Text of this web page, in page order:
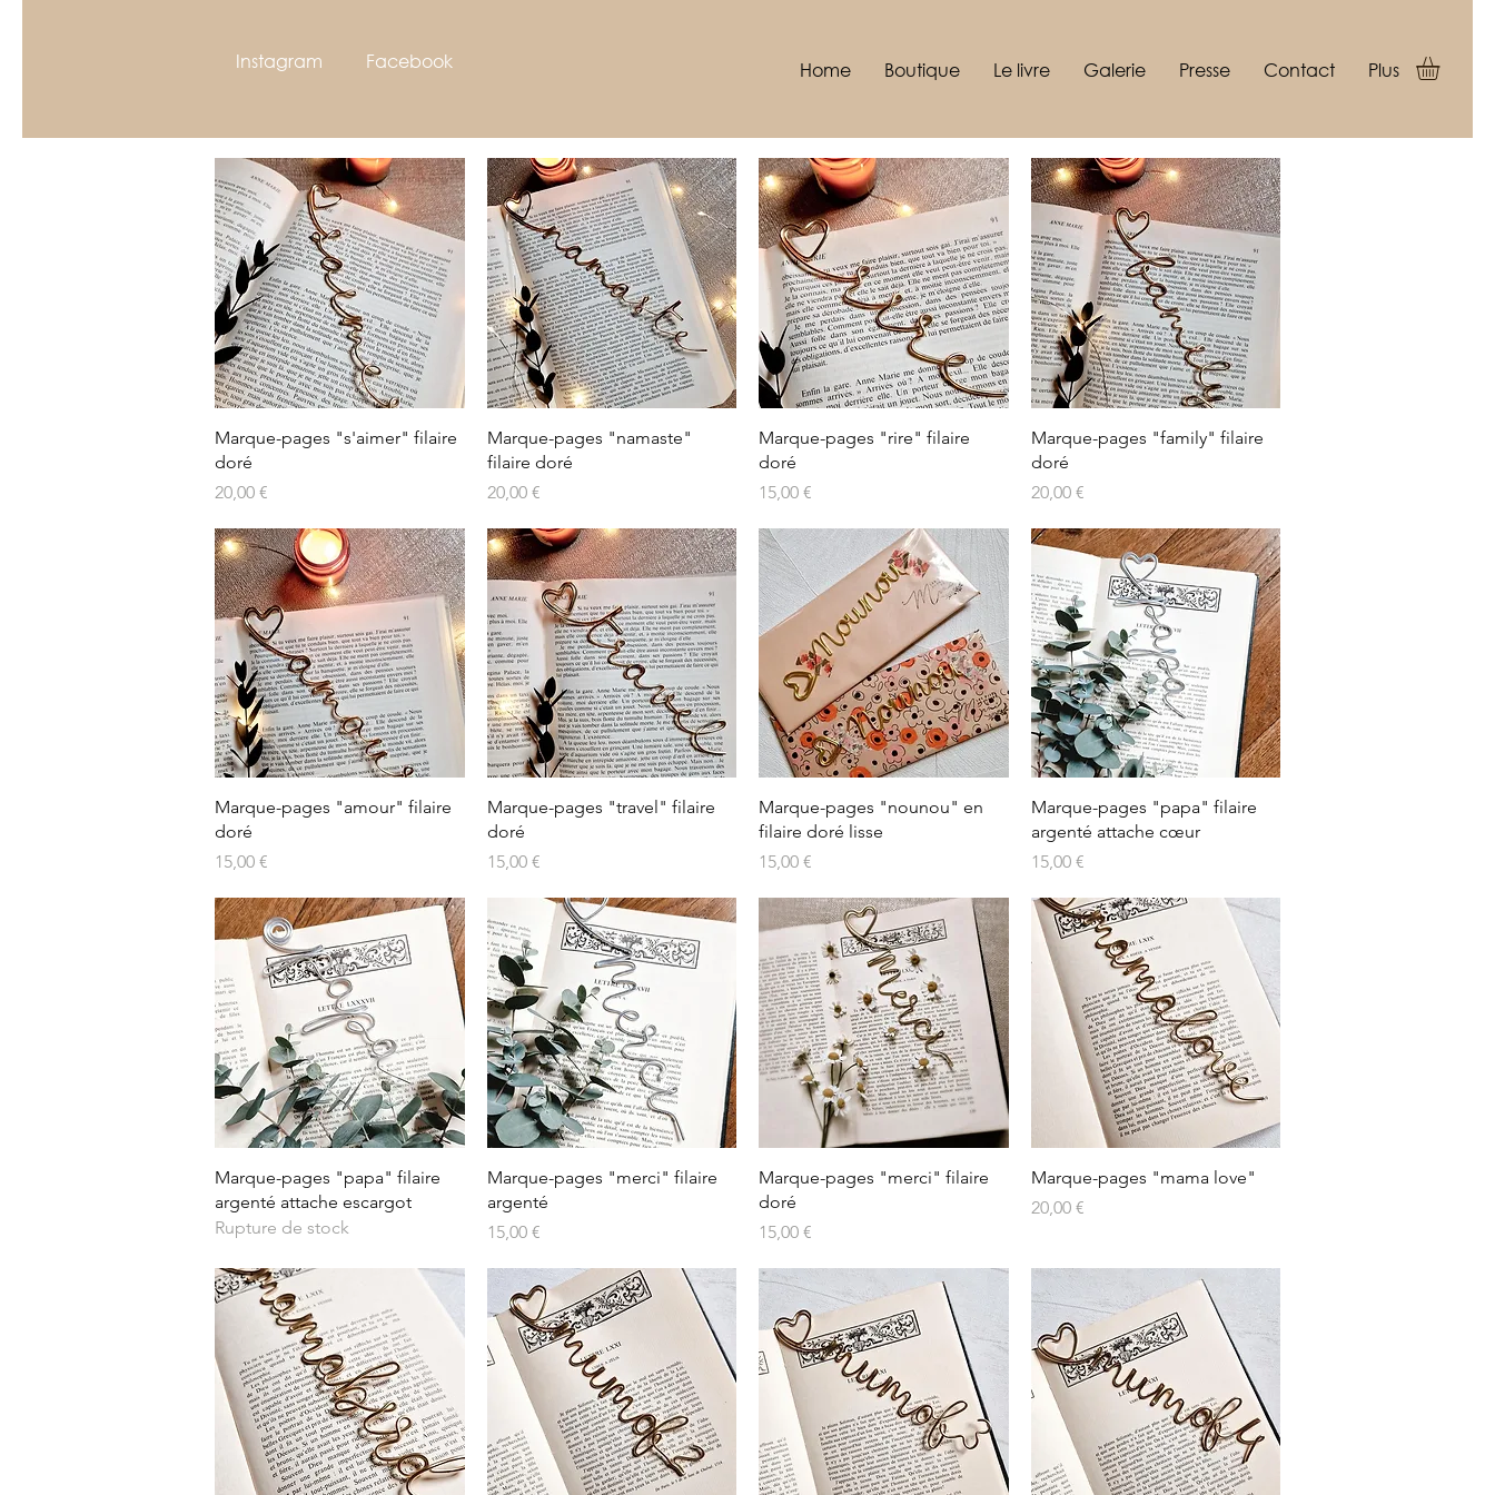
Instagram Facebook Home Boutique Le livre Galerie Presse Contact Plus
Aperçu rapide
Marque-pages "s'aimer" filaire
doré
Prix
20,00 €
Aperçu rapide
Marque-pages "namaste"
filaire doré
Prix
20,00 €
Aperçu rapide
Marque-pages "rire" filaire
doré
Prix
15,00 €
Aperçu rapide
Marque-pages "family" filaire
doré
Prix
20,00 €
Aperçu rapide
Marque-pages "amour" filaire
doré
Prix
15,00 €
Aperçu rapide
Marque-pages "travel" filaire
doré
Prix
15,00 €
Aperçu rapide
Marque-pages "nounou" en
filaire doré lisse
Prix
15,00 €
Aperçu rapide
Marque-pages "papa" filaire
argenté attache cœur
Prix
15,00 €
Aperçu rapide
Marque-pages "papa" filaire
argenté attache escargot
Rupture de stock
Aperçu rapide
Marque-pages "merci" filaire
argenté
Prix
15,00 €
Aperçu rapide
Marque-pages "merci" filaire
doré
Prix
15,00 €
Aperçu rapide
Marque-pages "mama love"
Prix
20,00 €